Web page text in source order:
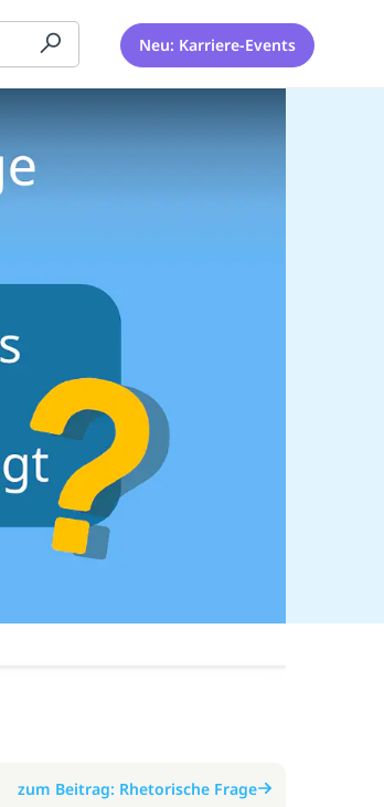
Neu: Karriere-Events
zum Beitrag: Rhetorische Frage